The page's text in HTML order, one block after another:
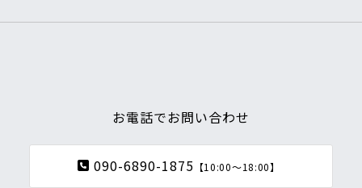
お電話でお問い合わせ
090-6890-1875 【10:00～18:00】